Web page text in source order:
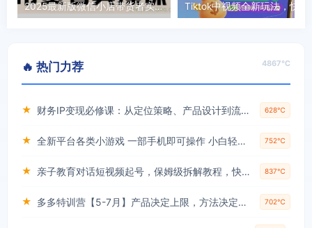
2025最新版微信小店带货者实操课，基础操作到高级运营技巧，快速上手
🔥 热门力荐 4867℃
★ 财务IP变现必修课：从定位策略、产品设计到流量变现形成完整闭环 628℃
★ 全新平台各类小游戏 一部手机即可操作 小白轻松上手 长期稳定 居家月入过万！！！ 752℃
★ 亲子教育对话短视频起号，保姆级拆解教程，快速起千粉万粉号 837℃
★ 多多特训营【5-7月】产品决定上限，方法决定下限，各种玩法技巧落地实操 702℃